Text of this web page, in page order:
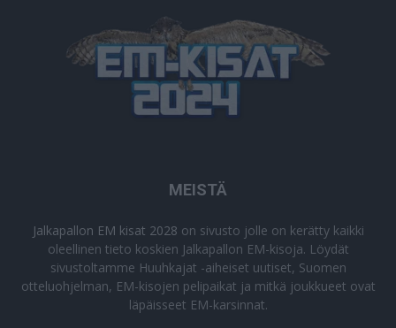
MEISTÄ
Jalkapallon EM kisat 2028 on sivusto jolle on kerätty kaikki
oleellinen tieto koskien Jalkapallon EM-kisoja. Löydät
sivustoltamme Huuhkajat -aiheiset uutiset, Suomen
otteluohjelman, EM-kisojen pelipaikat ja mitkä joukkueet ovat
läpäisseet EM-karsinnat.